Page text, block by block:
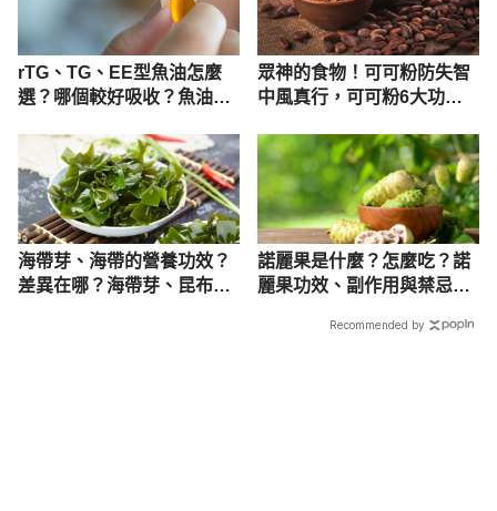
rTG、TG、EE型魚油怎麼
選？哪個較好吸收？魚油型
眾神的食物！可可粉防失智
中風真行，可可粉6大功
海帶芽、海帶的營養功效？
差異在哪？海帶芽、昆布好
諾麗果是什麼？怎麼吃？諾
麗果功效、副作用與禁忌一
Recommended by